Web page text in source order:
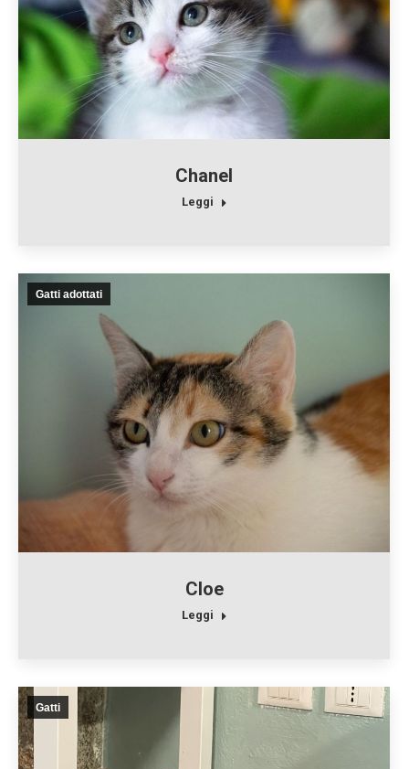
Chanel
Leggi
Gatti adottati
Cloe
Leggi
Gatti